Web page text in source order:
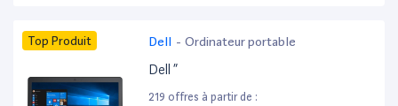
Top Produit Dell - Ordinateur portable
Dell ”
219 offres à partir de :